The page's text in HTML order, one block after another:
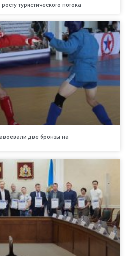
туристического потока
две бронзы на